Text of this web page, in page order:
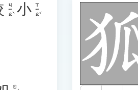
ㄐㄧㄠˋ 小 ㄒㄧㄠˇ